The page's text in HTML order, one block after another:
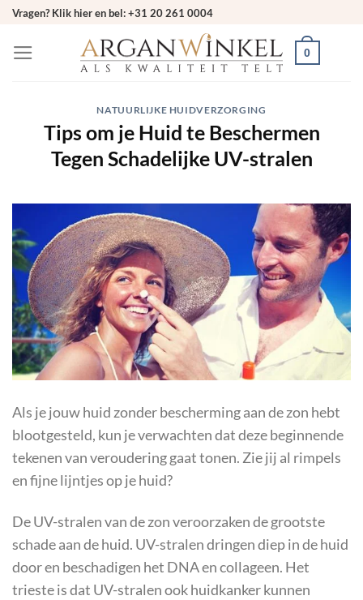
Ga
inhoud
Vragen? Klik hier en bel: +31 20 261 0004
0
NATUURLIJKE HUIDVERZORGING
Tips om je Huid te Beschermen
Tegen Schadelijke UV-stralen
Als je jouw huid zonder bescherming aan de zon hebt
blootgesteld, kun je verwachten dat deze beginnende
tekenen van veroudering gaat tonen. Zie jij al rimpels
en fijne lijntjes op je huid?
De UV-stralen van de zon veroorzaken de grootste
schade aan de huid. UV-stralen dringen diep in de huid
door en beschadigen het DNA en collageen. Het
trieste is dat UV-stralen ook huidkanker kunnen